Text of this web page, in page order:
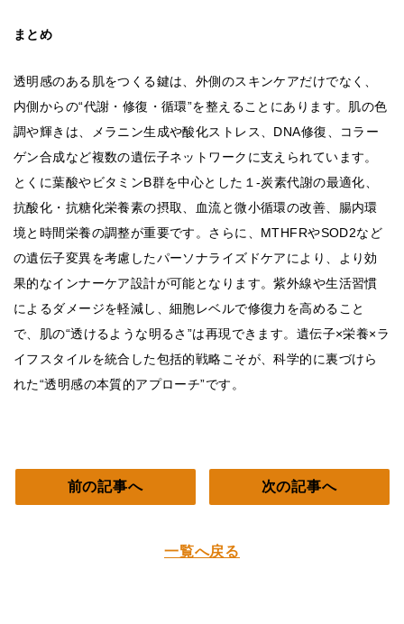
まとめ
透明感のある肌をつくる鍵は、外側のスキンケアだけでなく、
内側からの“代謝・修復・循環”を整えることにあります。肌の色
調や輝きは、メラニン生成や酸化ストレス、DNA修復、コラー
ゲン合成など複数の遺伝子ネットワークに支えられています。
とくに葉酸やビタミンB群を中心とした１-炭素代謝の最適化、
抗酸化・抗糖化栄養素の摂取、血流と微小循環の改善、腸内環
境と時間栄養の調整が重要です。さらに、MTHFRやSOD2など
の遺伝子変異を考慮したパーソナライズドケアにより、より効
果的なインナーケア設計が可能となります。紫外線や生活習慣
によるダメージを軽減し、細胞レベルで修復力を高めること
で、肌の“透けるような明るさ”は再現できます。遺伝子×栄養×ラ
イフスタイルを統合した包括的戦略こそが、科学的に裏づけら
れた“透明感の本質的アプローチ”です。
前の記事へ
一覧へ戻る
次の記事へ